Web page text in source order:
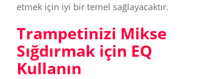
etmek için iyi bir temel sağlayacaktır.
Trampetinizi Mikse
Sığdırmak için EQ
Kullanın